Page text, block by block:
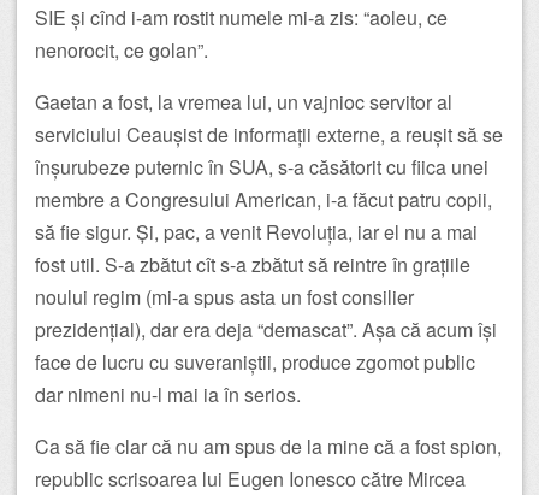
SIE și cînd i-am rostit numele mi-a zis: “aoleu, ce
nenorocit, ce golan”.
Gaetan a fost, la vremea lui, un vajnioc servitor al
serviciului Ceaușist de informații externe, a reușit să se
înșurubeze puternic în SUA, s-a căsătorit cu fiica unei
membre a Congresului American, i-a făcut patru copii,
să fie sigur. Și, pac, a venit Revoluția, iar el nu a mai
fost util. S-a zbătut cît s-a zbătut să reintre în grațiile
noului regim (mi-a spus asta un fost consilier
prezidențial), dar era deja “demascat”. Așa că acum își
face de lucru cu suveraniștii, produce zgomot public
dar nimeni nu-l mai ia în serios.
Ca să fie clar că nu am spus de la mine că a fost spion,
republic scrisoarea lui Eugen Ionesco către Mircea